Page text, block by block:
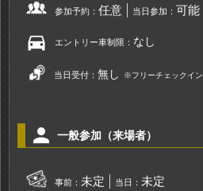
参加予約： 任意 当日参加： 可能
directions_car エントリー車制限： なし
当日受付：無し ※フリーチェックイン
person 一般参加（来場者）
事前： 未定 当日： 未定